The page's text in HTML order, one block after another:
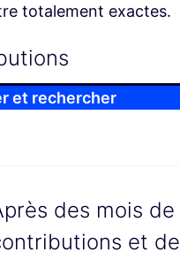
totalement exactes.
et rechercher
des mois de
et de